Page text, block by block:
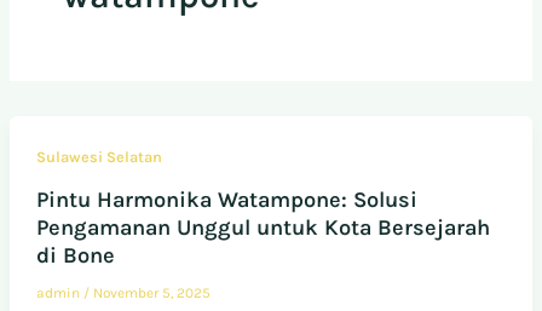
Sulawesi Selatan
Pintu Harmonika Watampone: Solusi
Pengamanan Unggul untuk Kota Bersejarah
di Bone
admin / November 5, 2025